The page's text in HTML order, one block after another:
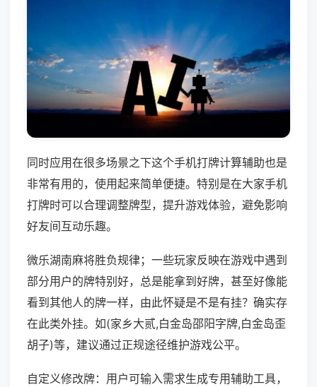
同时应用在很多场景之下这个手机打牌计算辅助也是
非常有用的，使用起来简单便捷。特别是在大家手机
打牌时可以合理调整牌型，提升游戏体验，避免影响
好友间互动乐趣。
微乐湖南麻将胜负规律；一些玩家反映在游戏中遇到
部分用户的牌特别好，总是能拿到好牌，甚至好像能
看到其他人的牌一样，由此怀疑是不是有挂？确实存
在此类外挂。如(家乡大贰,白金岛邵阳字牌,白金岛歪
胡子)等，建议通过正规途径维护游戏公平。
自定义修改牌：用户可输入需求生成专用辅助工具，